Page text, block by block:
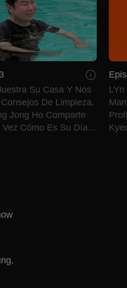
Su Casa Y Nos
De Limpieza.
Jong Ho Comparte
Cómo Es Su Día A
,